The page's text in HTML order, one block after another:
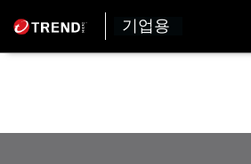
기업용